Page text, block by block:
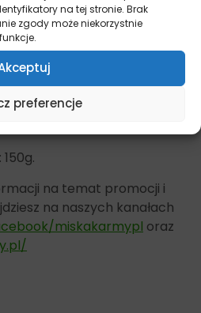
na tej stronie. Brak
zgody może niekorzystnie
preferencje
najczęstszych
jakości od lokalnych
na temat promocji i
na naszych kanałach
miskakarmypl oraz